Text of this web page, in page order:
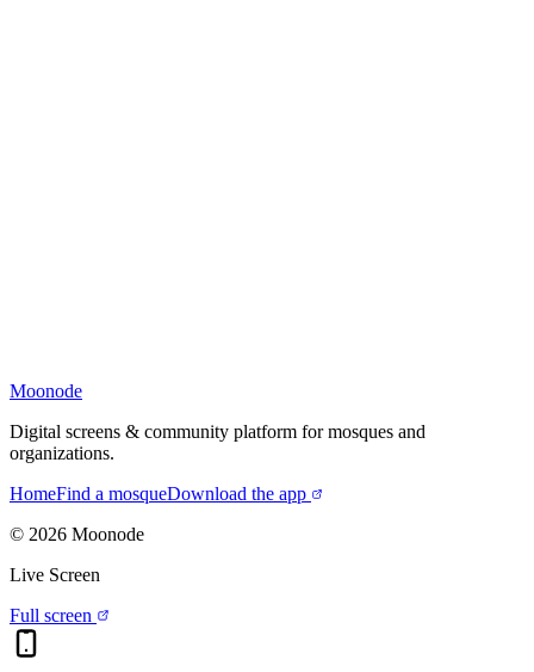
Moonode
Digital screens & community platform for mosques and
organizations.
HomeFind a mosqueDownload the app
© 2026 Moonode
Live Screen
Full screen